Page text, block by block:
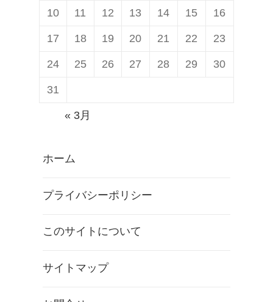
10 11 12 13 14 15 16
17 18 19 20 21 22 23
24 25 26 27 28 29 30
31
« 3月
ホーム
プライバシーポリシー
このサイトについて
サイトマップ